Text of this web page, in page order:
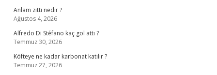
Anlam zıttı nedir ?
Ağustos 4, 2026
Alfredo Di Stéfano kaç gol attı ?
Temmuz 30, 2026
Köfteye ne kadar karbonat katılır ?
Temmuz 27, 2026